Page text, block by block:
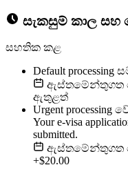
සැකසුම් කාල සහ
සහතික කළ
Default processing
ඇස්තමේන්තුගත
ඇතුළත්
Urgent processing
Your e-visa
submitted.
ඇස්තමේන්තුගත
+$20.00